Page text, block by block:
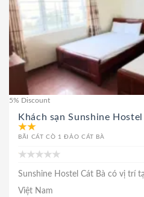
5% Discount
Khách sạn Sunshine
BÃI CÁT CÒ 1 ĐẢO CÁT BÀ
Sunshine Hostel Cát Bà có vị trí
Việt Nam